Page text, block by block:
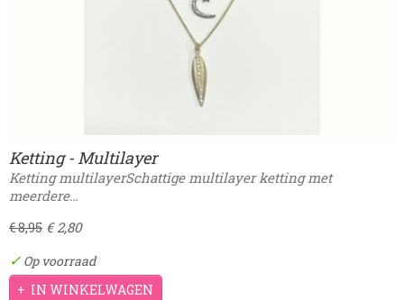
Ketting - Multilayer
Ketting multilayerSchattige multilayer ketting met
meerdere…
€ 8,95 € 2,80
✓ Op voorraad
IN WINKELWAGEN